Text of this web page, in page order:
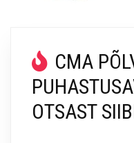
CMA
OTSAST